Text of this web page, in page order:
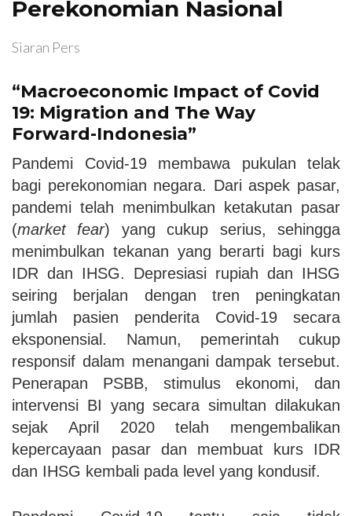
Perekonomian Nasional
Siaran Pers
“Macroeconomic Impact of Covid
19: Migration and The Way
Forward-Indonesia”
Pandemi Covid-19 membawa pukulan telak
bagi perekonomian negara. Dari aspek pasar,
pandemi telah menimbulkan ketakutan pasar
(market fear) yang cukup serius, sehingga
menimbulkan tekanan yang berarti bagi kurs
IDR dan IHSG. Depresiasi rupiah dan IHSG
seiring berjalan dengan tren peningkatan
jumlah pasien penderita Covid-19 secara
eksponensial. Namun, pemerintah cukup
responsif dalam menangani dampak tersebut.
Penerapan PSBB, stimulus ekonomi, dan
intervensi BI yang secara simultan dilakukan
sejak April 2020 telah mengembalikan
kepercayaan pasar dan membuat kurs IDR
dan IHSG kembali pada level yang kondusif.